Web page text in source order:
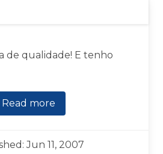
de qualidade! E tenho
Read more
Jun 11, 2007